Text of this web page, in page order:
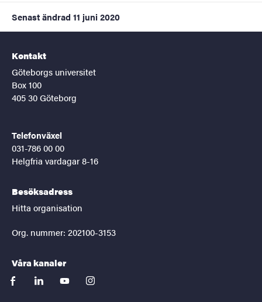
Senast ändrad 11 juni 2020
Kontakt
Göteborgs universitet
Box 100
405 30 Göteborg
Telefonväxel
031-786 00 00
Helgfria vardagar 8-16
Besöksadress
Hitta organisation
Org. nummer: 202100-3153
Våra kanaler
facebooklinkedinyoutubeinstagram